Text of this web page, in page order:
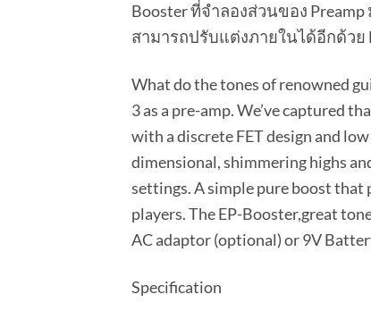
Booster ที่จำลองส่วนของ Preamp
สามารถปรับแต่งภายในได้อีกด้วย
What do the tones of renowned
3 as a pre-amp. We’ve captured
with a discrete FET design and
dimensional, shimmering highs
settings. A simple pure boost that
players. The EP-Booster,great
AC adaptor (optional) or 9V
Specification